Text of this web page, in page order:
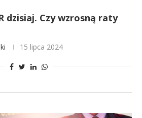
dzisiaj. Czy wzrosną raty
15 lipca 2024